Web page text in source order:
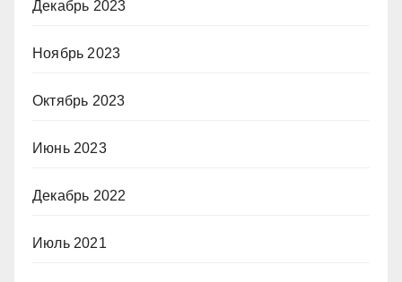
Декабрь 2023
Ноябрь 2023
Октябрь 2023
Июнь 2023
Декабрь 2022
Июль 2021